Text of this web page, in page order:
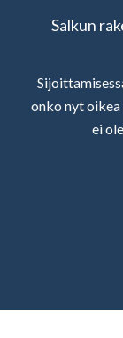
Salkun
onko nyt
ei